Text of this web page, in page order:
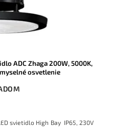
ADC Zhaga 200W, 5000K,
osvetlenie
svietidlo High Bay IP65, 230V